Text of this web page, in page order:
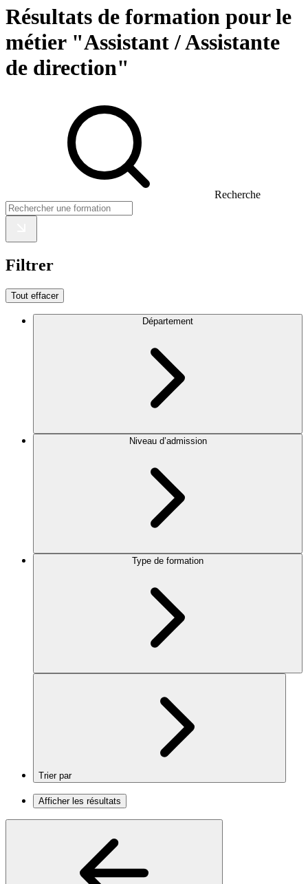
Résultats de formation pour le
métier "Assistant / Assistante
de direction"
Recherche
Filtrer
Tout effacer
Département
Niveau d’admission
Type de formation
Trier par
Afficher les résultats